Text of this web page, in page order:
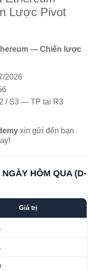
Lược Pivot
— Chiến lược
2026
/ S3 — TP tại R3
xin gửi đến bạn
HÔM QUA (D-
Giá trị